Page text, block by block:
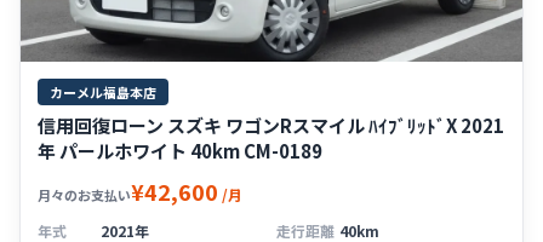
カーメル福島本店
信用回復ローン スズキ ワゴンRスマイル ﾊｲﾌﾞﾘｯﾄﾞX 2021
年 パールホワイト 40km CM-0189
月々のお支払い¥42,600 /月
年式
2021年 走行距離 40km